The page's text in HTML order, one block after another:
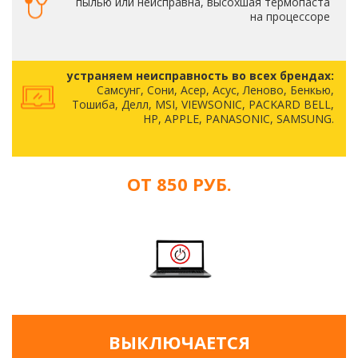
на процессоре
устраняем неисправность во всех брендах:
Самсунг, Сони, Асер, Асус, Леново, Бенкью,
Тошиба, Делл, MSI, VIEWSONIC, PACKARD BELL,
HP, APPLE, PANASONIC, SAMSUNG.
ОТ 850 РУБ.
ВЫКЛЮЧАЕТСЯ